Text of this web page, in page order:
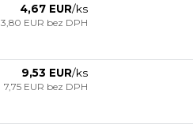
4,67 EUR/ks
3,80 EUR bez DPH
9,53 EUR/ks
7,75 EUR bez DPH